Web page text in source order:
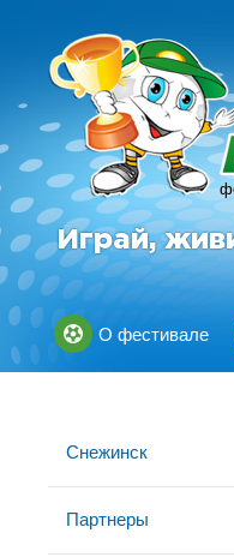
Играй,
О фестивале
Снежинск
Партнеры